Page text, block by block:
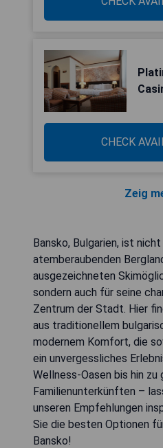
CHECK
Zeig
Bansko, Bulgarien, ist
atemberaubenden
ausgezeichneten
sondern auch für seine
Zentrum der Stadt. Hier
aus traditionellem
modernem Komfort, die
ein unvergessliches
Wellness-Oasen bis hin zu
Familienunterkünften –
unseren Empfehlungen
Sie die besten Optionen
Bansko!